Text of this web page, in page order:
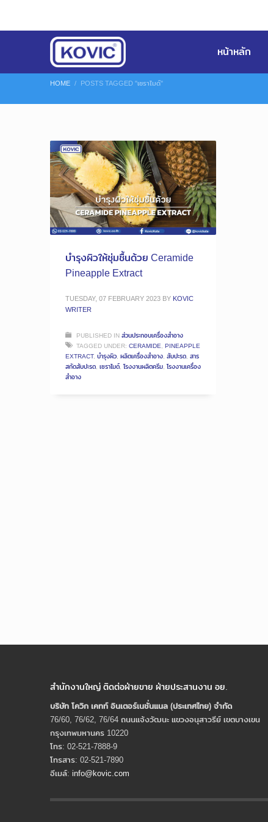
หน้าหลัก
HOME POSTS TAGGED "เซราไมด์"
บำรุงผิวให้ชุ่มชื้นด้วย Ceramide
Pineapple Extract
TUESDAY, 07 FEBRUARY 2023 BY KOVIC
WRITER
PUBLISHED INส่วนประกอบเครื่องสำอาง
TAGGED UNDER: CERAMIDE, PINEAPPLE
EXTRACT, บำรุงผิว, ผลิตเครื่องสำอาง, สับปะรด, สาร
สกัดสับปะรด, เซราไมด์, โรงงานผลิตครีม, โรงงานเครื่อง
สำอาง
สำนักงานใหญ่ ติดต่อฝ่ายขาย ฝ่ายประสานงาน อย.
บริษัท โควิก เคทท์ อินเตอร์เนชั่นแนล (ประเทศไทย) จํากัด
76/60, 76/62, 76/64 ถนนแจ้งวัฒนะ แขวงอนุสาวรีย์ เขตบางเขน
กรุงเทพมหานคร 10220
โทร: 02-521-7888-9
โทรสาร: 02-521-7890
อีเมล์: info@kovic.com